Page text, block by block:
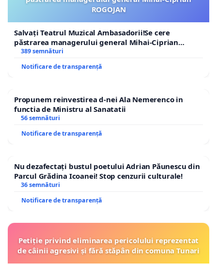
ROGOJAN
Salvați Teatrul Muzical Ambasadorii!Se cere
păstrarea managerului general Mihai-Ciprian
ROGOJAN
389 semnături
Notificare de transparență
Propunem reinvestirea d-nei Ala Nemerenco in
functia de Ministru al Sanatatii
56 semnături
Notificare de transparență
Nu dezafectați bustul poetului Adrian Păunescu din
Parcul Grădina Icoanei! Stop cenzurii culturale!
36 semnături
Notificare de transparență
Petiție privind eliminarea pericolului reprezentat
de câinii agresivi și fără stăpân din comuna Tunari